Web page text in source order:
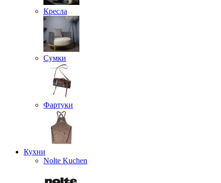
Кресла
Сумки
Фартуки
Кухни
Nolte Kuchen